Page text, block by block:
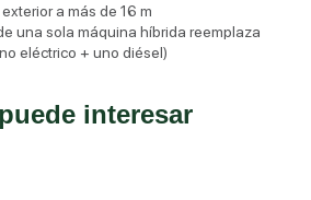
a más de 16 m
una sola máquina híbrida reemplaza
eléctrico + uno diésel)
interesar